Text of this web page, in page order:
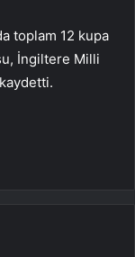
toplam 12 kupa
İngiltere Milli